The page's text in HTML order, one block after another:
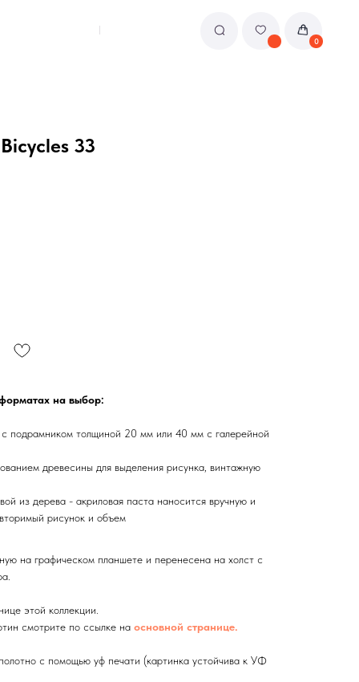
33
на выбор:
подрамником толщиной 20 мм или 40 мм с галерейной
древесины для выделения рисунка, винтажную
из дерева - акриловая паста наносится вручную и
рисунок и объем
на графическом планшете и перенесена на холст с
этой коллекции.
смотрите по ссылке на основной странице.
с помощью уф печати (картинка устойчива к УФ